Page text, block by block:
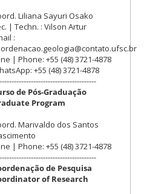
Liliana Sayuri Osako
| Techn. : Vilson Artur
:
| Phone: +55 (48) 3721-4878
+55 (48) 3721-4878
de Pós-Graduação
Program
Marivaldo dos Santos
| Phone: +55 (48) 3721-4878
de Pesquisa
of Research